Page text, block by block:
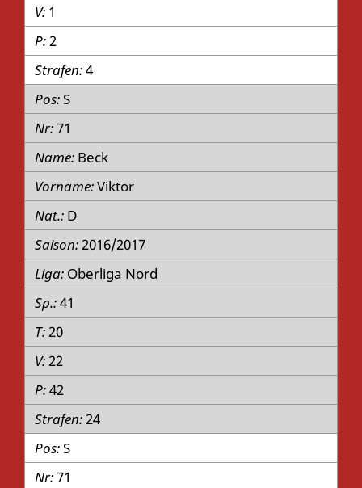
1
2
4
S
71
Beck
Viktor
D
2016/2017
Oberliga Nord
41
20
22
42
24
S
71